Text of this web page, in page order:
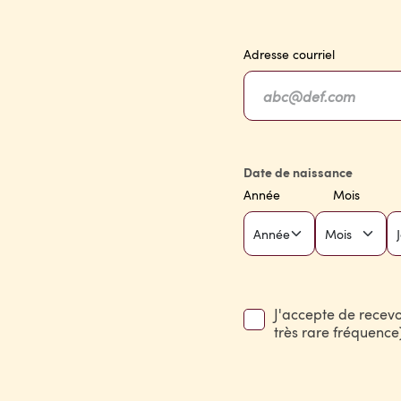
Adresse courriel
Date de naissance
Année Mois
J'accepte de
très rare